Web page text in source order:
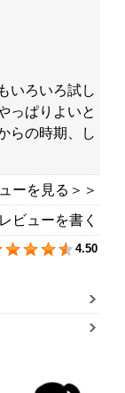
いろいろ試し
っぱりよいと
らの時期、し
ーを見る＞＞
レビューを書く
4.50